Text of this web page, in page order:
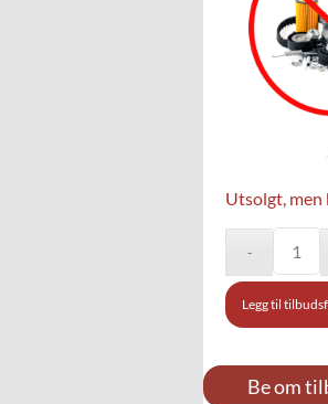
Utsolgt, men
Legg til
Be om